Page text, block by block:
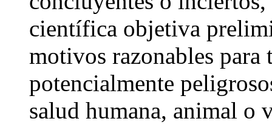
científica objetiva
motivos razonables para
potencialmente
salud humana, animal o